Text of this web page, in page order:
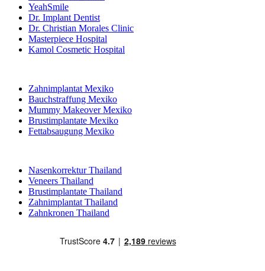
YeahSmile
Dr. Implant Dentist
Dr. Christian Morales Clinic
Masterpiece Hospital
Kamol Cosmetic Hospital
Zahnimplantat Mexiko
Bauchstraffung Mexiko
Mummy Makeover Mexiko
Brustimplantate Mexiko
Fettabsaugung Mexiko
Nasenkorrektur Thailand
Veneers Thailand
Brustimplantate Thailand
Zahnimplantat Thailand
Zahnkronen Thailand